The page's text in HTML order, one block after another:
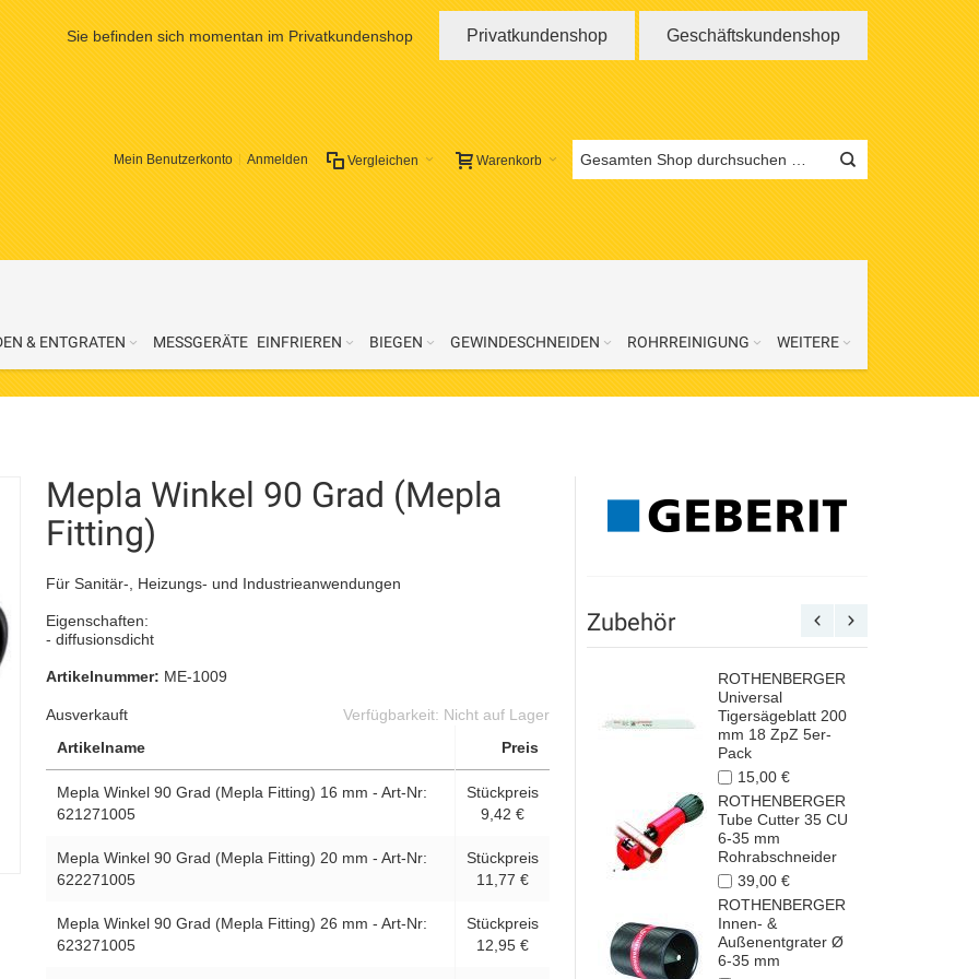
Sie befinden sich momentan im Privatkundenshop Privatkundenshop Geschäftskundenshop
Warenkorb
Vergleichen
Mein Benutzerkonto Anmelden
& ENTGRATEN MESSGERÄTE EINFRIEREN BIEGEN GEWINDESCHNEIDEN ROHRREINIGUNG WEITERE
Mepla Winkel 90 Grad (Mepla
Fitting)
Für Sanitär-, Heizungs- und Industrieanwendungen
Eigenschaften:
- diffusionsdicht
Artikelnummer: ME-1009
Verfügbarkeit: Nicht auf Lager
Ausverkauft
Artikelname
Preis
Mepla Winkel 90 Grad (Mepla Fitting) 16 mm - Art-Nr:
621271005
Stückpreis
9,42 €
Mepla Winkel 90 Grad (Mepla Fitting) 20 mm - Art-Nr:
622271005
Stückpreis
11,77 €
Mepla Winkel 90 Grad (Mepla Fitting) 26 mm - Art-Nr:
623271005
Stückpreis
12,95 €
Zubehör
ROTHENBERGER
Universal
Tigersägeblatt 200
mm 18 ZpZ 5er-
Pack
15,00 €
ROTHENBERGER
Tube Cutter 35 CU
6-35 mm
Rohrabschneider
39,00 €
ROTHENBERGER
Innen- &
Außenentgrater Ø
6-35 mm